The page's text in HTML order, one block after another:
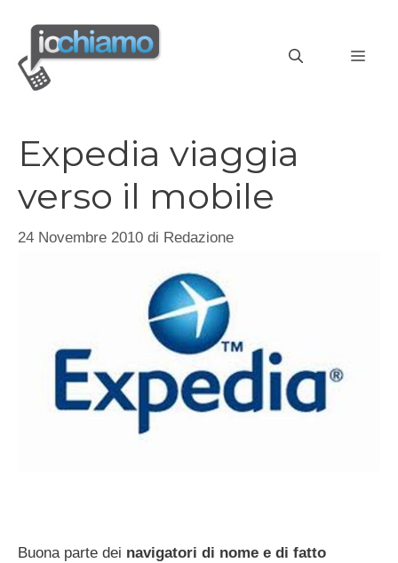
contenuto
Expedia viaggia
verso il mobile
24 Novembre 2010 di Redazione
Buona parte dei navigatori di nome e di fatto